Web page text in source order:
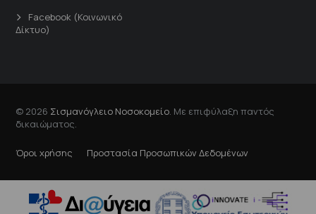
Facebook (Κοινωνικό
Δίκτυο)
© 2026 Σισμανόγλειο Νοσοκομείο . Με επιφύλαξη παντός
δικαιώματος.
Όροι χρήσης Προστασία Προσωπικών Δεδομένων